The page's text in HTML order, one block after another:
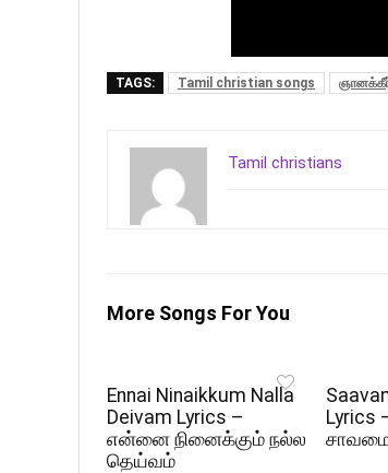
TAGS: Tamil christian songs
Tamil christians
More Songs For You
Ennai Ninaikkum Nalla
Deivam Lyrics –
என்னை நினைக்கும் நல்ல
தெய்வம்
Lyrics